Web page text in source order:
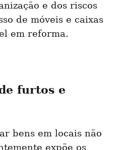
e dos riscos
de móveis e caixas
em reforma.
furtos e
bens em locais não
expõe os